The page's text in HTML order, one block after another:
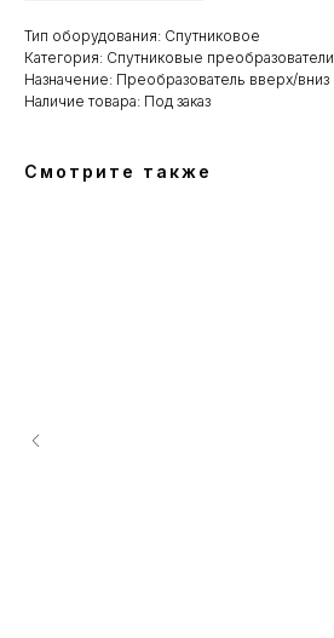
Тип оборудования: Спутниковое
Категория: Спутниковые преобразователи
Назначение: Преобразователь вверх/вниз
Наличие товара: Под заказ
Смотрите также